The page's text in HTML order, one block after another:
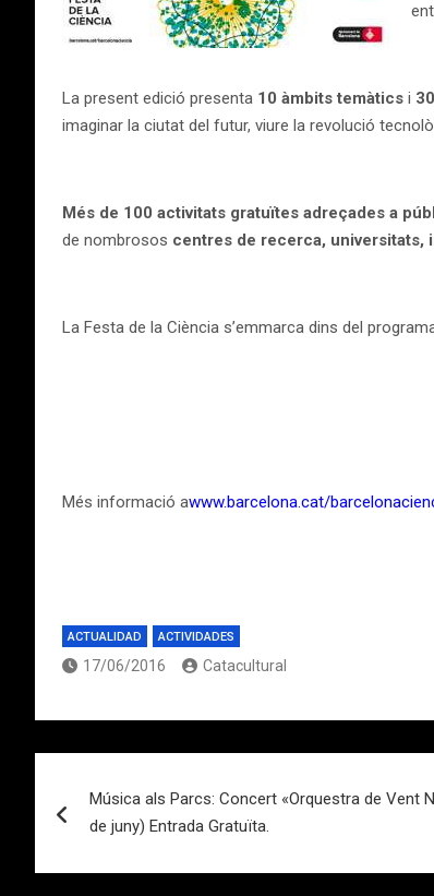
La present edició presenta 10 àmbits temàtics i
imaginar la ciutat del futur, viure la revolució
Més de 100 activitats gratuïtes adreçades a
de nombrosos centres de recerca, universitats,
La Festa de la Ciència s’emmarca dins del
Més informació awww.barcelona.cat/
ACTUALIDAD ACTIVIDADES
17/06/2016 Catacultural
de
entradas
Música als Parcs: Concert «Orquestra de Vent
de juny) Entrada Gratuïta.